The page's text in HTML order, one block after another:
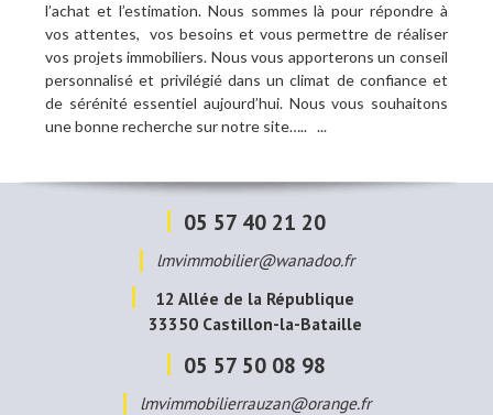
l’achat et l’estimation. Nous sommes là pour répondre à
vos attentes, vos besoins et vous permettre de réaliser
vos projets immobiliers. Nous vous apporterons un conseil
personnalisé et privilégié dans un climat de confiance et
de sérénité essentiel aujourd’hui. Nous vous souhaitons
une bonne recherche sur notre site….. ...
05 57 40 21 20
lmvimmobilier@wanadoo.fr
12 Allée de la République
33350 Castillon-la-Bataille
05 57 50 08 98
lmvimmobilierrauzan@orange.fr